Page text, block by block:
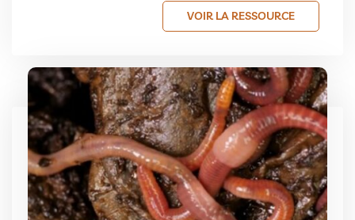
VOIR LA RESSOURCE